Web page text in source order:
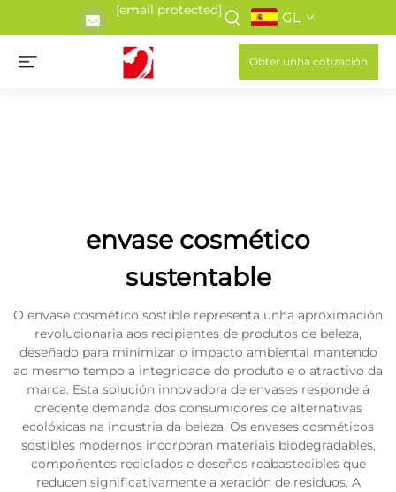
[email protected] GL
Obter unha cotización
envase cosmético
sustentable
O envase cosmético sostible representa unha aproximación
revolucionaria aos recipientes de produtos de beleza,
deseñado para minimizar o impacto ambiental mantendo
ao mesmo tempo a integridade do produto e o atractivo da
marca. Esta solución innovadora de envases responde á
crecente demanda dos consumidores de alternativas
ecolóxicas na industria da beleza. Os envases cosméticos
sostibles modernos incorporan materiais biodegradables,
compoñentes reciclados e deseños reabastecibles que
reducen significativamente a xeración de residuos. A